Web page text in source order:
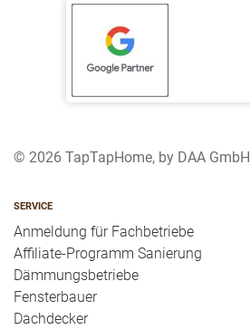
© 2026 TapTapHome, by DAA GmbH
SERVICE
Anmeldung für Fachbetriebe
Affiliate-Programm Sanierung
Dämmungsbetriebe
Fensterbauer
Dachdecker